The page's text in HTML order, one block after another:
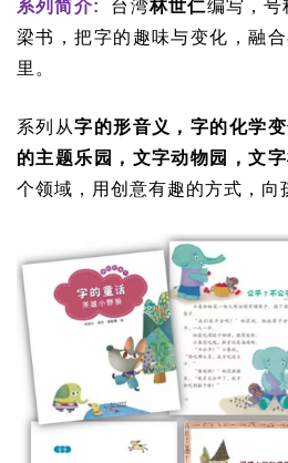
系列简介: 台湾林世仁编写，号
梁书，把字的趣味与变化，融
里。
系列从字的形音义，字的化学
的主题乐园，文字动物园，文
个领域，用创意有趣的方式，向